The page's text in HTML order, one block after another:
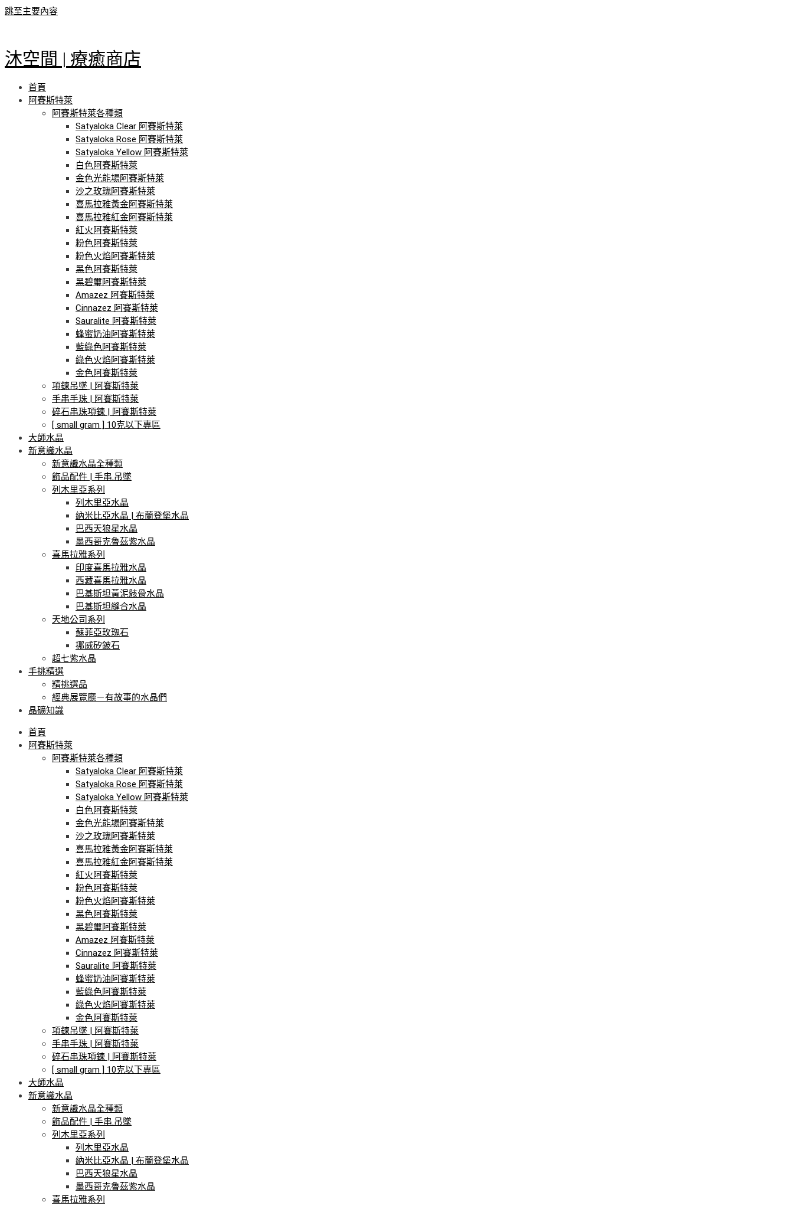
跳至主要內容
沐空間 | 療癒商店
首頁
阿賽斯特萊
阿賽斯特萊各種類
Satyaloka Clear 阿賽斯特萊
Satyaloka Rose 阿賽斯特萊
Satyaloka Yellow 阿賽斯特萊
白色阿賽斯特萊
金色光能場阿賽斯特萊
沙之玫瑰阿賽斯特萊
喜馬拉雅黃金阿賽斯特萊
喜馬拉雅紅金阿賽斯特萊
紅火阿賽斯特萊
粉色阿賽斯特萊
粉色火焰阿賽斯特萊
黑色阿賽斯特萊
黑碧璽阿賽斯特萊
Amazez 阿賽斯特萊
Cinnazez 阿賽斯特萊
Sauralite 阿賽斯特萊
蜂蜜奶油阿賽斯特萊
藍綠色阿賽斯特萊
綠色火焰阿賽斯特萊
金色阿賽斯特萊
項鍊吊墜 | 阿賽斯特萊
手串手珠 | 阿賽斯特萊
碎石串珠項鍊 | 阿賽斯特萊
[ small gram ] 10克以下專區
大師水晶
新意識水晶
新意識水晶全種類
飾品配件 | 手串.吊墜
列木里亞系列
列木里亞水晶
納米比亞水晶 | 布蘭登堡水晶
巴西天狼星水晶
墨西哥克魯茲紫水晶
喜馬拉雅系列
印度喜馬拉雅水晶
西藏喜馬拉雅水晶
巴基斯坦黃泥骸骨水晶
巴基斯坦縫合水晶
天地公司系列
蘇菲亞玫瑰石
挪威矽鈹石
超七紫水晶
手挑精選
精挑選品
經典展覽廳－有故事的水晶們
晶礦知識
首頁
阿賽斯特萊
阿賽斯特萊各種類
Satyaloka Clear 阿賽斯特萊
Satyaloka Rose 阿賽斯特萊
Satyaloka Yellow 阿賽斯特萊
白色阿賽斯特萊
金色光能場阿賽斯特萊
沙之玫瑰阿賽斯特萊
喜馬拉雅黃金阿賽斯特萊
喜馬拉雅紅金阿賽斯特萊
紅火阿賽斯特萊
粉色阿賽斯特萊
粉色火焰阿賽斯特萊
黑色阿賽斯特萊
黑碧璽阿賽斯特萊
Amazez 阿賽斯特萊
Cinnazez 阿賽斯特萊
Sauralite 阿賽斯特萊
蜂蜜奶油阿賽斯特萊
藍綠色阿賽斯特萊
綠色火焰阿賽斯特萊
金色阿賽斯特萊
項鍊吊墜 | 阿賽斯特萊
手串手珠 | 阿賽斯特萊
碎石串珠項鍊 | 阿賽斯特萊
[ small gram ] 10克以下專區
大師水晶
新意識水晶
新意識水晶全種類
飾品配件 | 手串.吊墜
列木里亞系列
列木里亞水晶
納米比亞水晶 | 布蘭登堡水晶
巴西天狼星水晶
墨西哥克魯茲紫水晶
喜馬拉雅系列